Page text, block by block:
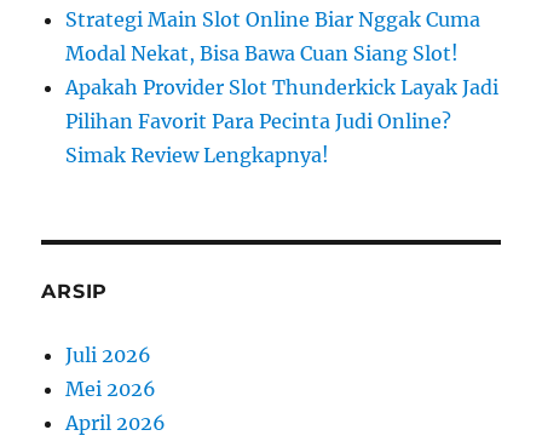
Strategi Main Slot Online Biar Nggak Cuma
Modal Nekat, Bisa Bawa Cuan Siang Slot!
Apakah Provider Slot Thunderkick Layak Jadi
Pilihan Favorit Para Pecinta Judi Online?
Simak Review Lengkapnya!
ARSIP
Juli 2026
Mei 2026
April 2026